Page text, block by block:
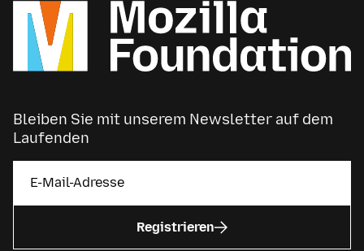
Bleiben Sie mit unserem Newsletter auf dem
Laufenden
Registrieren